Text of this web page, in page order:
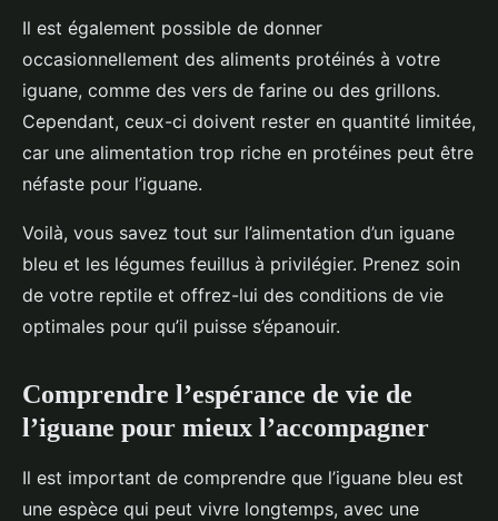
Il est également possible de donner
occasionnellement des aliments protéinés à votre
iguane, comme des vers de farine ou des grillons.
Cependant, ceux-ci doivent rester en quantité limitée,
car une alimentation trop riche en protéines peut être
néfaste pour l’iguane.
Voilà, vous savez tout sur l’alimentation d’un iguane
bleu et les légumes feuillus à privilégier. Prenez soin
de votre reptile et offrez-lui des conditions de vie
optimales pour qu’il puisse s’épanouir.
Comprendre l’espérance de vie de
l’iguane pour mieux l’accompagner
Il est important de comprendre que l’iguane bleu est
une espèce qui peut vivre longtemps, avec une